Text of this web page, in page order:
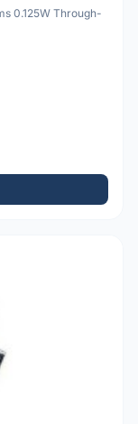
0.125W Through-